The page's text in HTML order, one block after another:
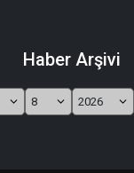
Haber Arşivi